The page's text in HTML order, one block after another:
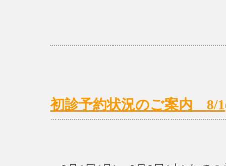
初診予約状況のご案内 8/